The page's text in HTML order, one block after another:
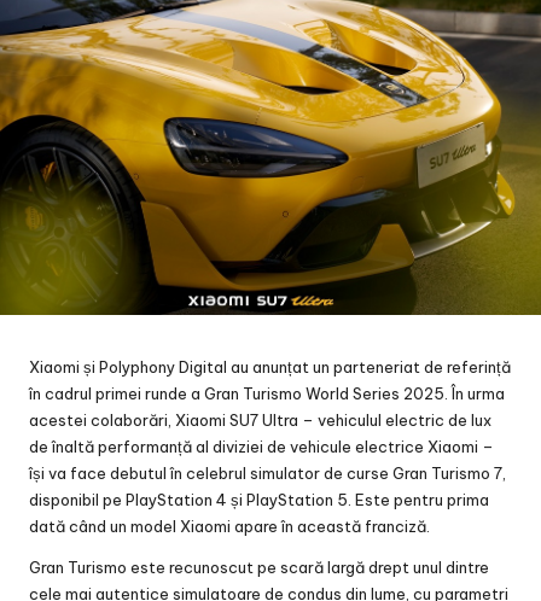
Xiaomi și Polyphony Digital au anunțat un parteneriat de referință
în cadrul primei runde a Gran Turismo World Series 2025. În urma
acestei colaborări, Xiaomi SU7 Ultra – vehiculul electric de lux
de înaltă performanță al diviziei de vehicule electrice Xiaomi –
își va face debutul în celebrul simulator de curse Gran Turismo 7,
disponibil pe PlayStation 4 și PlayStation 5. Este pentru prima
dată când un model Xiaomi apare în această franciză.
Gran Turismo este recunoscut pe scară largă drept unul dintre
cele mai autentice simulatoare de condus din lume, cu parametri